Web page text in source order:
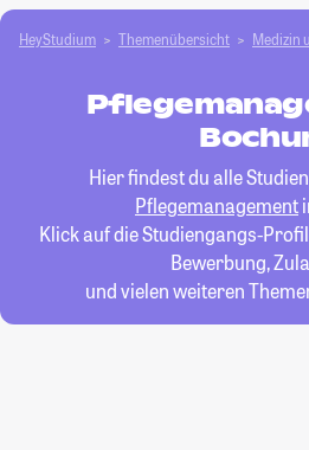
HeyStudium Themenübersicht Medizin
Hier findest du alle
Pflegemanagement
Klick auf die Studiengangs-
Bewerbung,
und vielen weiteren